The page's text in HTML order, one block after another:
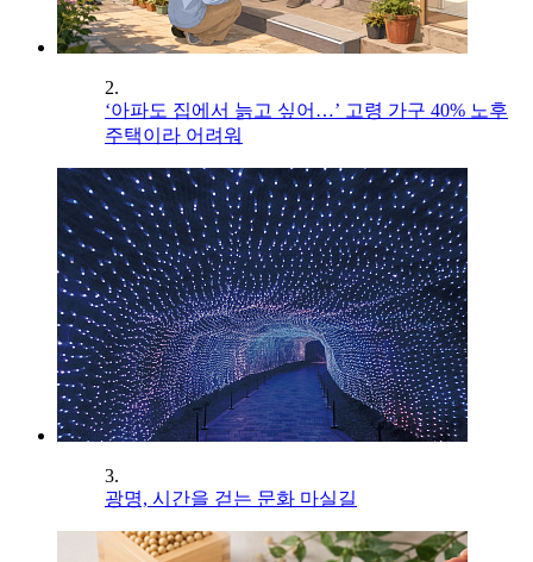
2.
‘아파도 집에서 늙고 싶어…’ 고령 가구 40% 노후
주택이라 어려워
3.
광명, 시간을 걷는 문화 마실길